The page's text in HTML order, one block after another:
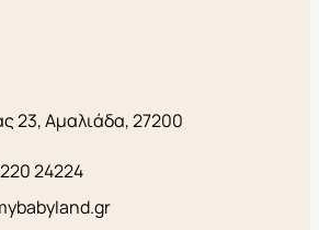
23, Αμαλιάδα, 27200
24224